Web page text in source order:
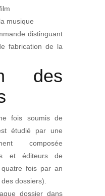
musique
distinguant
fabrication de la
des
fois soumis de
étudié par une
composée
et éditeurs de
fois par an
dossiers).
dossier dans